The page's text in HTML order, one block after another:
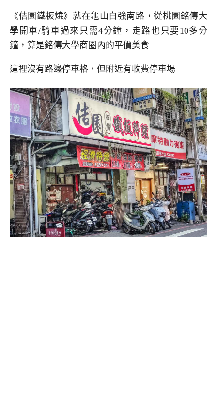
《佶園鐵板燒》就在龜山自強南路，從桃園銘傳大
學開車/騎車過來只需4分鐘，走路也只要10多分
鐘，算是銘傳大學商圈內的平價美食
這裡沒有路邊停車格，但附近有收費停車場